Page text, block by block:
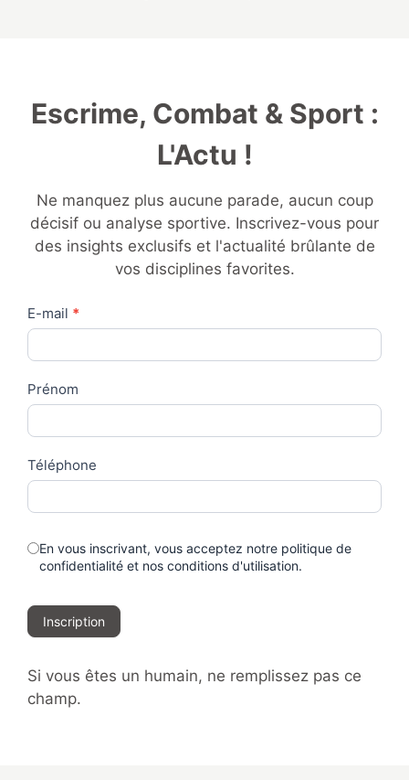
Escrime, Combat & Sport :
L'Actu !
Ne manquez plus aucune parade, aucun coup
décisif ou analyse sportive. Inscrivez-vous pour
des insights exclusifs et l'actualité brûlante de
vos disciplines favorites.
Contact
Us
E-mail *
Prénom
Téléphone
En vous inscrivant, vous acceptez notre politique de
confidentialité et nos conditions d'utilisation.
Inscription
Si vous êtes un humain, ne remplissez pas ce
champ.